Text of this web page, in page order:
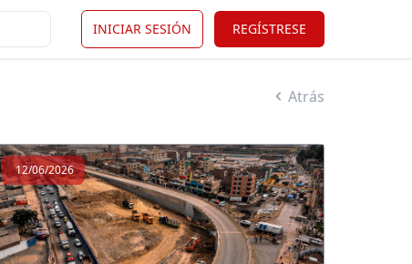
INICIAR SESIÓN REGÍSTRESE
Atrás
12/06/2026